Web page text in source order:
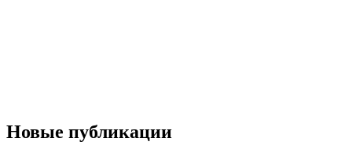
Новые публикации